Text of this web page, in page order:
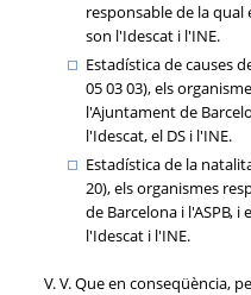
responsable de la qual
son l'Idescat i l'INE.
Estadística de causes
05 03 03), els
l'Ajuntament de
l'Idescat, el DS i l'INE.
Estadística de la
20), els organismes
de Barcelona i l'ASPB,
l'Idescat i l'INE.
V. Que en conseqüència,